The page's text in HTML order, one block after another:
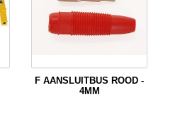
F AANSLUITBUS ROOD -
4MM